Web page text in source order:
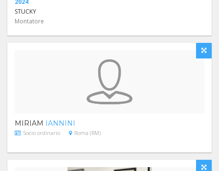
2024
STUCKY
Montatore
MIRIAM IANNINI
Socio ordinario Roma (RM)